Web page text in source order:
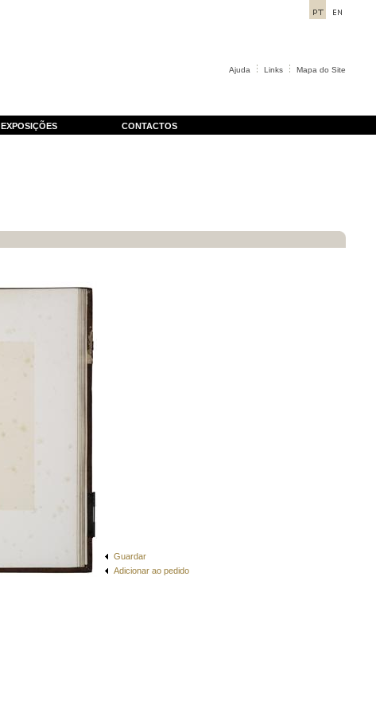
Ajuda Links Mapa do Site
EXPOSIÇÕES CONTACTOS
Guardar
Adicionar ao pedido